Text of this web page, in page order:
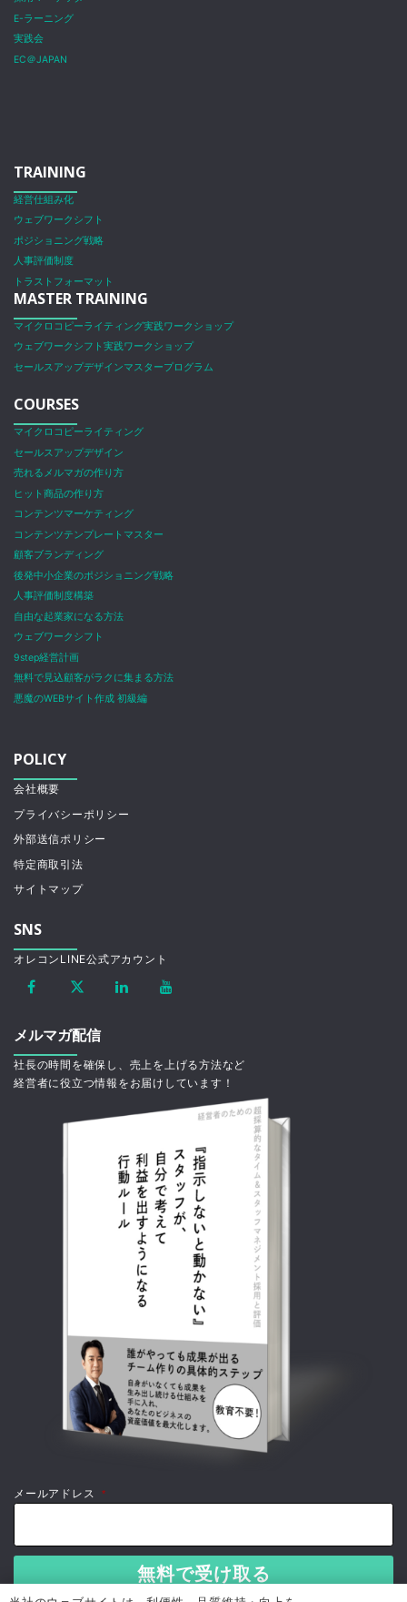
E-ラーニング
実践会
EC＠JAPAN
TRAINING
経営仕組み化
ウェブワークシフト
ポジショニング戦略
人事評価制度
トラストフォーマット
MASTER TRAINING
マイクロコピーライティング実践ワークショップ
ウェブワークシフト実践ワークショップ
セールスアップデザインマスタープログラム
COURSES
マイクロコピーライティング
セールスアップデザイン
売れるメルマガの作り方
ヒット商品の作り方
コンテンツマーケティング
コンテンツテンプレートマスター
顧客ブランディング
後発中小企業のポジショニング戦略
人事評価制度構築
自由な起業家になる方法
ウェブワークシフト
9step経営計画
無料で見込顧客がラクに集まる方法
悪魔のWEBサイト作成 初級編
POLICY
会社概要
プライバシーポリシー
外部送信ポリシー
特定商取引法
サイトマップ
SNS
オレコンLINE公式アカウント
メルマガ配信
社長の時間を確保し、売上を上げる方法など
経営者に役立つ情報をお届けしています！
メールアドレス *